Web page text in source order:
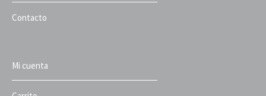
Contacto
Mi cuenta